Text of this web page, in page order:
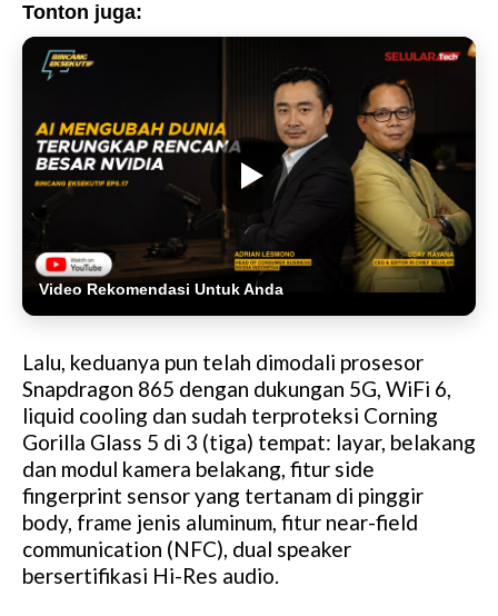
Tonton juga:
Video Rekomendasi Untuk Anda
Lalu, keduanya pun telah dimodali prosesor
Snapdragon 865 dengan dukungan 5G, WiFi 6,
liquid cooling dan sudah terproteksi Corning
Gorilla Glass 5 di 3 (tiga) tempat: layar, belakang
dan modul kamera belakang, fitur side
fingerprint sensor yang tertanam di pinggir
body, frame jenis aluminum, fitur near-field
communication (NFC), dual speaker
bersertifikasi Hi-Res audio.